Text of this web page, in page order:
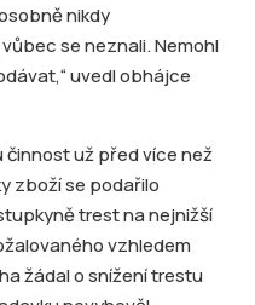
nikdy
se neznali. Nemohl
uvedl obhájce
už před více než
zboží se podařilo
trest na nejnižší
vzhledem
žádal o snížení trestu